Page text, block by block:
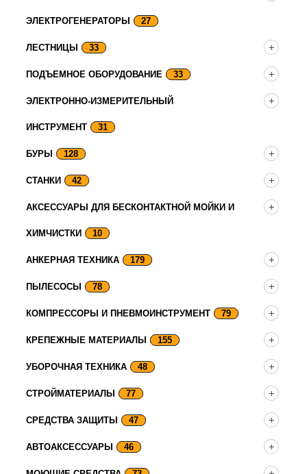
ЭЛЕКТРОГЕНЕРАТОРЫ 27
ЛЕСТНИЦЫ 33
ПОДЪЕМНОЕ ОБОРУДОВАНИЕ 33
ЭЛЕКТРОННО-ИЗМЕРИТЕЛЬНЫЙ
ИНСТРУМЕНТ 31
БУРЫ 128
СТАНКИ 42
АКСЕССУАРЫ ДЛЯ БЕСКОНТАКТНОЙ МОЙКИ И
ХИМЧИСТКИ 10
АНКЕРНАЯ ТЕХНИКА 179
ПЫЛЕСОСЫ 78
КОМПРЕССОРЫ И ПНЕВМОИНСТРУМЕНТ 79
КРЕПЕЖНЫЕ МАТЕРИАЛЫ 155
УБОРОЧНАЯ ТЕХНИКА 48
СТРОЙМАТЕРИАЛЫ 77
СРЕДСТВА ЗАЩИТЫ 47
АВТОАКСЕССУАРЫ 46